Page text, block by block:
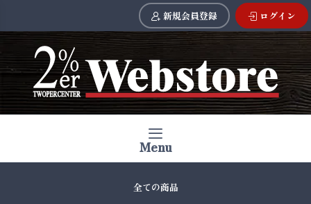
新規会員登録 ログイン
Menu
全ての商品